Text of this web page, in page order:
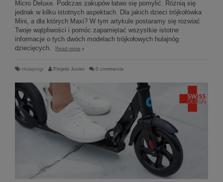
Micro Deluxe. Podczas zakupów łatwo się pomylić. Różnią się
jednak w kilku istotnych aspektach. Dla jakich dzieci trójkołówka
Mini, a dla których Maxi? W tym artykule postaramy się rozwiać
Twoje wątpliwości i pomóc zapamiętać wszystkie istotne
informacje o tych dwóch modelach trójkołowych hulajnóg
dziecięcych.
Read more
Hulajnogi Projekt Junior 0 comments